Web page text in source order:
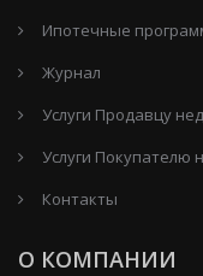
Ипотечные
Журнал
Услуги Продавцу
Услуги Покупателю
Контакты
О КОМПАНИИ